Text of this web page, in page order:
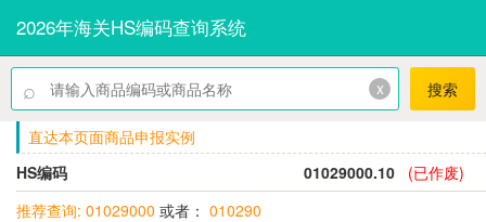
2026年海关HS编码查询系统
⌕ x 搜索
直达本页面商品申报实例
HS编码
01029000.10
(已作废)
推荐查询: 01029000 或者： 010290